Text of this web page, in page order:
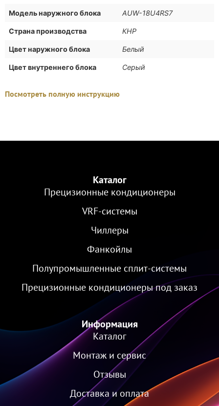
Модель наружного блока AUW-18U4RS7
Страна производства КНР
Цвет наружного блока Белый
Цвет внутреннего блока Серый
Посмотреть полную инструкцию
Каталог
Прецизионные кондиционеры
VRF-cистемы
Чиллеры
Фанкойлы
Полупромышленные сплит-системы
Прецизионные кондиционеры под заказ
Информация
Каталог
Монтаж и сервис
Отзывы
Доставка и оплата